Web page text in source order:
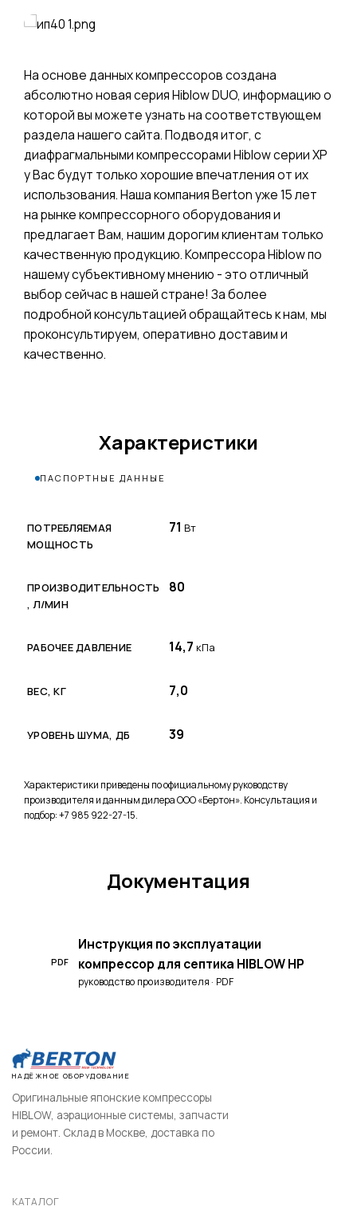
На основе данных компрессоров создана
абсолютно новая серия Hiblow DUO, информацию о
которой вы можете узнать на соответствующем
раздела нашего сайта. Подводя итог, с
диафрагмальными компрессорами Hiblow серии XP
у Вас будут только хорошие впечатления от их
использования. Наша компания Berton уже 15 лет
на рынке компрессорного оборудования и
предлагает Вам, нашим дорогим клиентам только
качественную продукцию. Компрессора Hiblow по
нашему субъективному мнению - это отличный
выбор сейчас в нашей стране! За более
подробной консультацией обращайтесь к нам, мы
проконсультируем, оперативно доставим и
качественно.
Характеристики
ПАСПОРТНЫЕ ДАННЫЕ
ПОТРЕБЛЯЕМАЯ
МОЩНОСТЬ
71 Вт
ПРОИЗВОДИТЕЛЬНОСТЬ
, Л/МИН
80
РАБОЧЕЕ ДАВЛЕНИЕ 14,7 кПа
ВЕС, КГ 7,0
УРОВЕНЬ ШУМА, ДБ 39
Характеристики приведены по официальному руководству
производителя и данным дилера ООО «Бертон». Консультация и
подбор: +7 985 922-27-15.
Документация
PDF
Инструкция по эксплуатации
компрессор для септика HIBLOW HP
руководство производителя · PDF
НАДЁЖНОЕ ОБОРУДОВАНИЕ
Оригинальные японские компрессоры
HIBLOW, аэрационные системы, запчасти
и ремонт. Склад в Москве, доставка по
России.
КАТАЛОГ